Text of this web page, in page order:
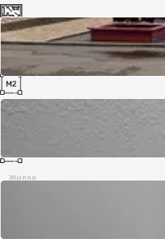
Комнат
3
Площадь
Жилая